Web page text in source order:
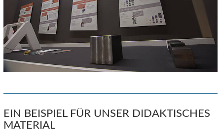
EIN BEISPIEL FÜR UNSER DIDAKTISCHES
MATERIAL